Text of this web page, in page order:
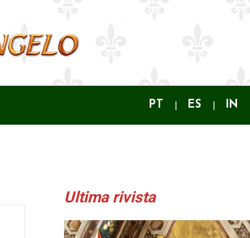
PT ES IN
Ultima rivista